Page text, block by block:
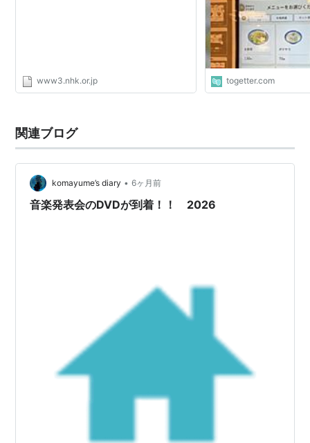
www3.nhk.or.jp togetter.com
関連ブログ
komayume’s diary • 6ヶ月前
音楽発表会のDVDが到着！！ 2026